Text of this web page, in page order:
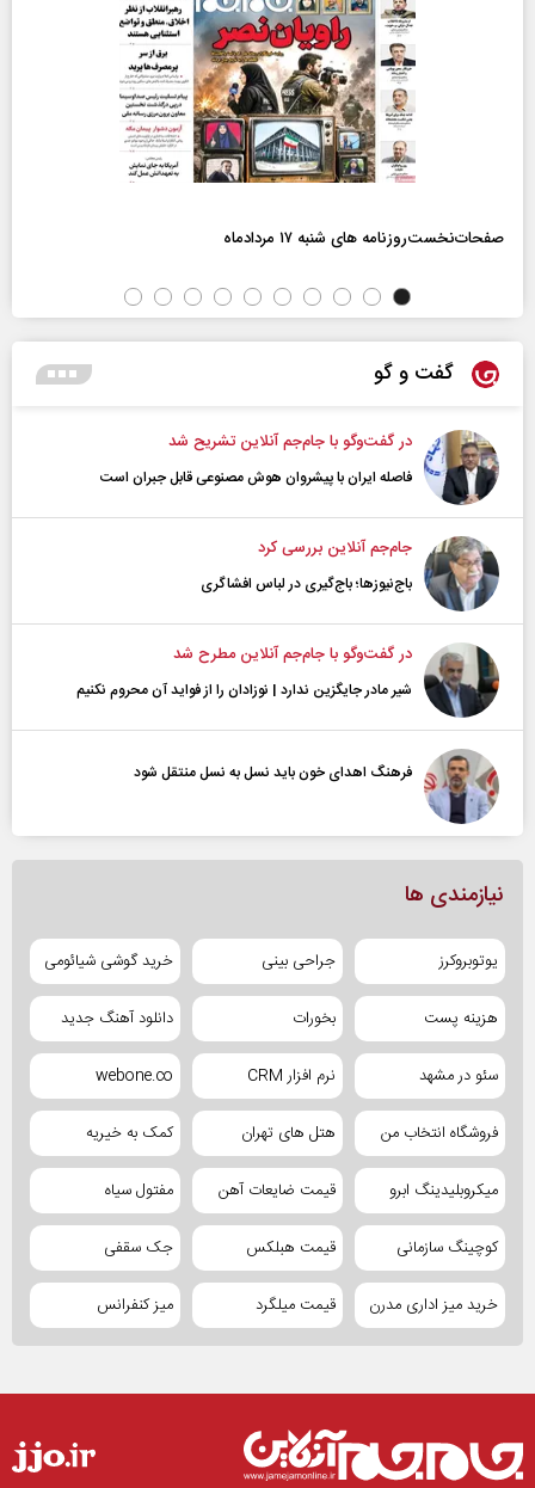
صفحات‌نخست‌روزنامه ها‌ی شنبه ۱۷ مردادماه
گفت و گو
در گفت‌و‌گو با جام‌جم آنلاین تشریح شد
فاصله ایران با پیشرو‌ان هوش مصنوعی قابل جبران است
جام‌جم آنلاین بررسی کرد
باج‌نیوزها؛ باج‌گیری در لباس افشاگری
در گفت‌و‌گو با جام‌جم آنلاین مطرح شد
شیر مادر جایگزین ندارد | نوزادان را از فواید آن محروم نکنیم
فرهنگ اهدای خون باید نسل به نسل منتقل شود
نیازمندی ها
یوتوبروکرز جراحی بینی خرید گوشی شیائومی
هزینه پست بخورات دانلود آهنگ جدید
سئو در مشهد نرم افزار CRM webone.co
فروشگاه انتخاب من هتل های تهران کمک به خیریه
میکروبلیدینگ ابرو قیمت ضایعات آهن مفتول سیاه
کوچینگ سازمانی قیمت هبلکس جک سقفی
خرید میز اداری مدرن قیمت میلگرد میز کنفرانس